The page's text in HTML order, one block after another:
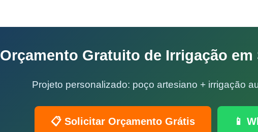
Orçamento Gratuito de Irrigação
Projeto personalizado: poço artesiano + irrigação
📋 Solicitar Orçamento Grátis 📱